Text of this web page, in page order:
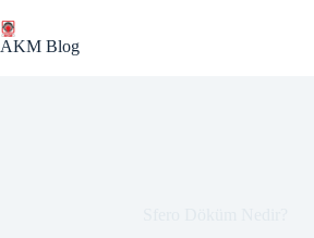
to
content
AKM Blog